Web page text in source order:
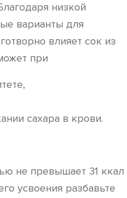
низкой
варианты для
влияет сок из
при
сахара в крови.
не превышает 31 ккал
усвоения разбавьте